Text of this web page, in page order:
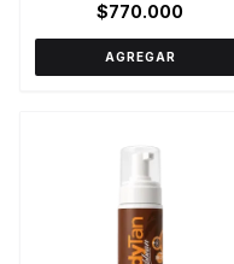
$770.000
AGREGAR